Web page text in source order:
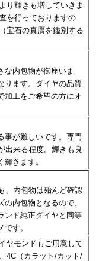
より輝きも増していきま
を行っておりますの
宝石の真贋を鑑別する
な内包物が御座いま
ます。 ダイヤの品質
加工をご希望の方にオ
事が難しいです。専門
来る程度。 輝きも良
きます。
、内包物は殆んど確認
内包物となるので、
ンド純正ダイヤと同等
す。
ヤモンドもご用意して
4C（カラット/カット/